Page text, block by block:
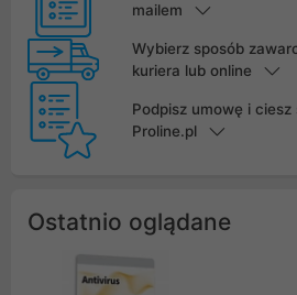
mailem
Wybierz sposób
kuriera lub online
Podpisz umowę i ciesz
Proline.pl
Ostatnio oglądane